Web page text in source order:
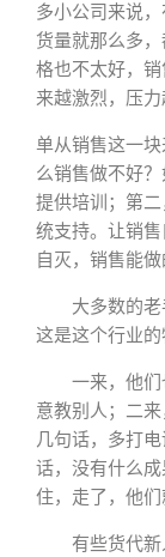
多小公司来说
货量就那么多
格也不太好，
来越激烈，压
单从销售这一
么销售做不好
提供培训；第
统支持。让销
自灭，销售能
大多数的老手
这是这个行业的
一来，他们
意教别人；二
几句话，多打
话，没有什么
住，走了，他们
有些货代新